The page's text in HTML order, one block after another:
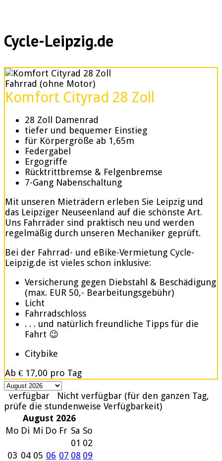
Cycle-Leipzig.de
Fahrrad (ohne Motor)
Komfort Cityrad 28 Zoll
28 Zoll Damenrad
tiefer und bequemer Einstieg
für Körpergröße ab 1,65m
Federgabel
Ergogriffe
Rücktrittbremse & Felgenbremse
7-Gang Nabenschaltung
Mit unseren Mieträdern erleben Sie Leipzig und
das Leipziger Neuseenland auf die schönste Art.
Uns Fahrräder sind praktisch neu und werden
regelmäßig durch unseren Mechaniker geprüft.
Bei der Fahrrad- und eBike-Vermietung Cycle-
Leipzig.de ist vieles schon inklusive:
Versicherung gegen Diebstahl & Beschädigung
(max. EUR 50,- Bearbeitungsgebühr)
Licht
Fahrradschloss
. . . und natürlich freundliche Tipps für die
Fahrt 😉
Citybike
Ab € 17,00 pro Tag
verfügbar
Nicht verfügbar (für den ganzen Tag,
prüfe die stundenweise Verfügbarkeit)
August 2026
Mo Di Mi Do Fr Sa So
01 02
03 04 05 06 07 08 09